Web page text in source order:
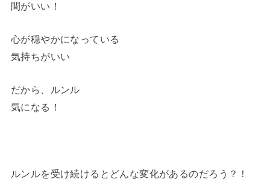
間がいい！
心が穏やかになっている
気持ちがいい
だから、ルンル
気になる！
ルンルを受け続けるとどんな変化があるのだろう？！